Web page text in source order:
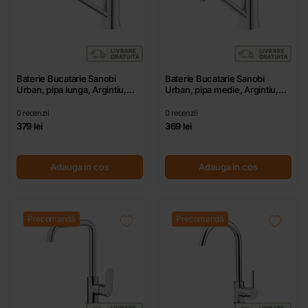
Baterie Bucatarie Sanobi
Urban, pipa lunga, Argintiu,
0 recenzii
379 lei
Adauga in cos
Baterie Bucatarie Sanobi
Urban, pipa medie, Argintiu,
0 recenzii
369 lei
Adauga in cos
Precomandă Precomandă